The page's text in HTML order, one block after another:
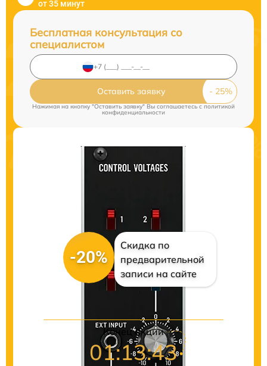
от 35 минут
Бесплатная консультация со
специалистом
Оставить заявку
Нажимая на кнопку "Оставить заявку" Вы соглашаетесь cполитикой
конфиденциальности
-20%
Скидка по
предварительной
записи на сайте
Конец акции
01:13:42